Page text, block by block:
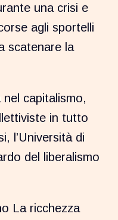
una crisi e
agli sportelli
scatenare la
capitalismo,
in tutto
l’Università di
del liberalismo
La ricchezza